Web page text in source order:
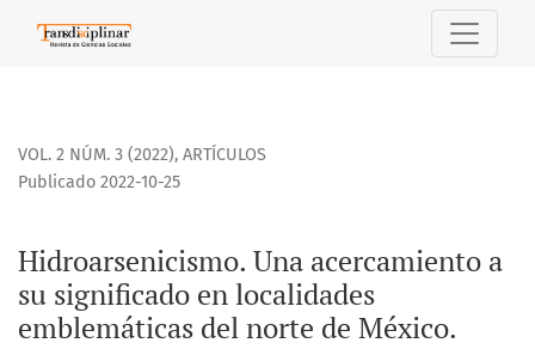
Hidroarsenicismo. Una acercamiento a su significado en
VOL. 2 NÚM. 3 (2022), ARTÍCULOS
Hidroarsenicismo. Una acercamiento a
su significado en localidades
emblemáticas del norte de México.
Publicado 2022-10-25